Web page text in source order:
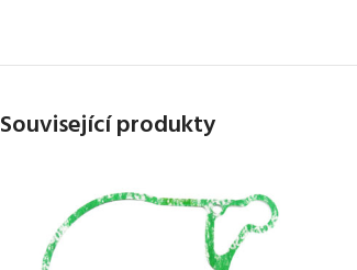
Související produkty